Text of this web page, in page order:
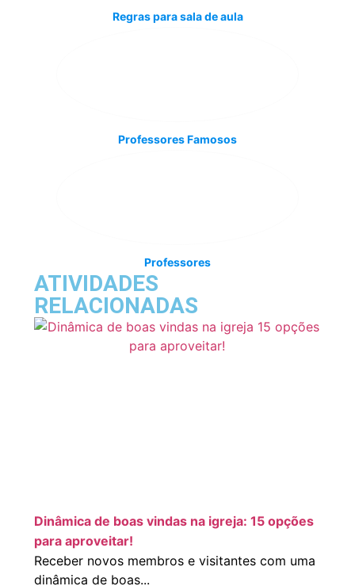
Regras para sala de aula
Professores Famosos
Professores
ATIVIDADES
RELACIONADAS
Dinâmica de boas vindas na igreja: 15 opções
para aproveitar!
Receber novos membros e visitantes com uma
dinâmica de boas...